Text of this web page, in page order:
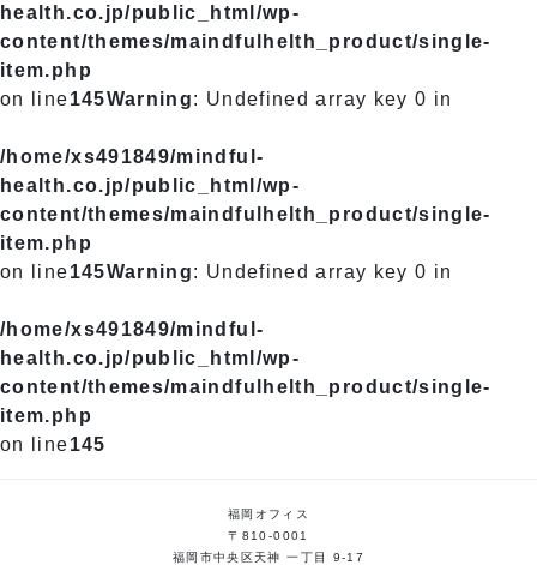
health.co.jp/public_html/wp-
content/themes/maindfulhelth_product/single-
item.php
on line145Warning: Undefined array key 0 in
/home/xs491849/mindful-
health.co.jp/public_html/wp-
content/themes/maindfulhelth_product/single-
item.php
on line145Warning: Undefined array key 0 in
/home/xs491849/mindful-
health.co.jp/public_html/wp-
content/themes/maindfulhelth_product/single-
item.php
on line145
福岡オフィス
〒810-0001
福岡市中央区天神 一丁目 9-17